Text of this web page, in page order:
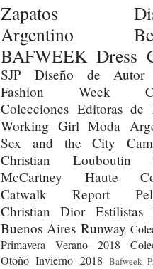
Zapatos
Argentino
BAFWEEK Dress
SJP Diseño de Autor
Fashion Week
Colecciones Editoras de
Working Girl Moda
Sex and the City
Christian Louboutin
McCartney
Haute
Catwalk Report
Christian Dior Estilistas
Buenos Aires Runway
Primavera Verano 2018
Otoño Invierno 2018 Bafweek